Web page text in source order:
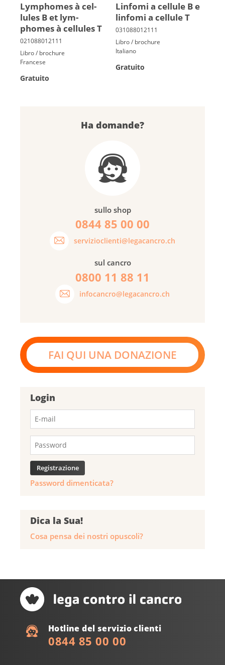
Lym­phomes à cel­
lules B et lym­
phomes à cel­lules T
Libro / brochure
Francese
Gratuito
Linfomi a cellule B e
linfomi a cellule T
Libro / brochure
Italiano
Gratuito
Ha domande?
sullo shop
0844 85 00 00
servizioclienti@legacancro.ch
sul cancro
0800 11 88 11
infocancro@legacancro.ch
FAI QUI UNA DONAZIONE
Login
Password dimenticata?
Dica la Sua!
Cosa pensa dei nostri opuscoli?
Hotline del servizio clienti
0844 85 00 00